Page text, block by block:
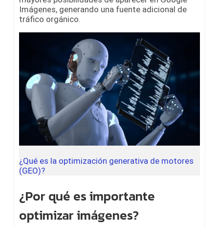
Imágenes, generando una fuente adicional de
tráfico orgánico.
¿Qué es la optimización generativa de motores
(GEO)?
¿Por qué es importante
optimizar imágenes?